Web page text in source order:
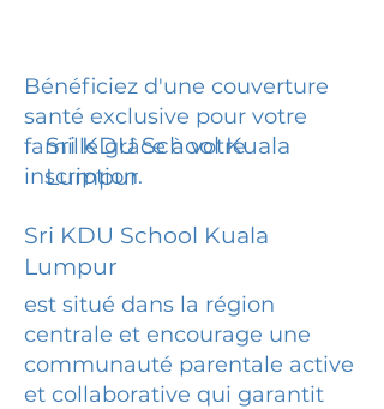
Bénéficiez d'une couverture
santé exclusive pour votre
famille grâce à votre
inscription.
Sri KDU School Kuala
Lumpur
Sri KDU School Kuala
Lumpur
est situé dans la région
centrale et encourage une
communauté parentale active
et collaborative qui garantit